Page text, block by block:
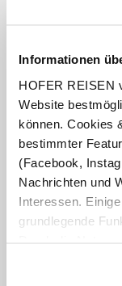
Informationen
HOFER REISEN
Website
können. Cookies
bestimmter
(Facebook,
Nachrichten und
Interessen.
grundlegende
zusätzliche
Okeanos